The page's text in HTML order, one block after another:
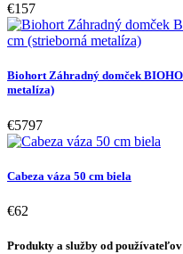
€157
Biohort Záhradný domček
metalíza)
€5797
Cabeza váza 50 cm biela
€62
Produkty a služby od používateľov